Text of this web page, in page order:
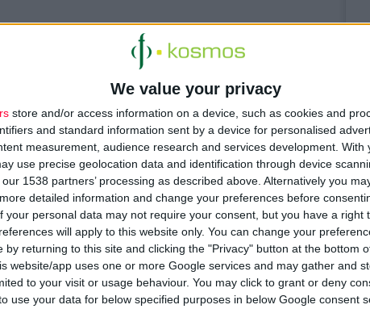
We value your privacy
store and/or access information on a device, such as cookies and
and standard information sent by a device for personalised
measurement, audience research and services development. With
use precise geolocation data and identification through device
1538 partners’ processing as described above. Alternatively you
detailed information and change your preferences before
your personal data may not require your consent, but you have a right
will apply to this website only. You can change your
by returning to this site and clicking the "Privacy" button at the bottom
website/app uses one or more Google services and may gather and
to your visit or usage behaviour. You may click to grant or deny
use your data for below specified purposes in below Google consent
4:18:55 μμ
για μηνύσεις «στέλνει» ο ΠΦΣ στη Merck
τρόπου διάθεσης του φαρμάκου με γοναδοτροπίνη αλφα
4:13:55 μμ
& Ρεθύμνου: Σχεδιάζουν κοινές δράσεις με